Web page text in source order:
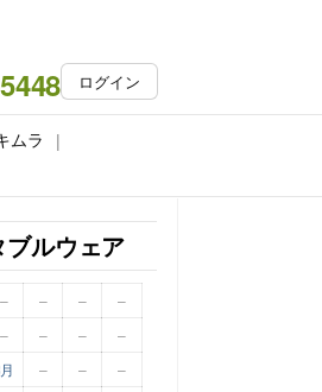
ログイン
ムラ
ルウェア
– – –
–
– – – –
– –
–